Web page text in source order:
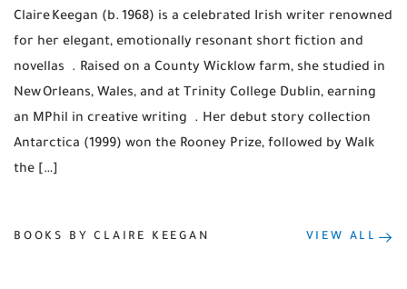
Claire Keegan (b. 1968) is a celebrated Irish writer renowned
for her elegant, emotionally resonant short fiction and
novellas . Raised on a County Wicklow farm, she studied in
New Orleans, Wales, and at Trinity College Dublin, earning
an MPhil in creative writing . Her debut story collection
Antarctica (1999) won the Rooney Prize, followed by Walk
the […]
BOOKS BY CLAIRE KEEGAN VIEW ALL